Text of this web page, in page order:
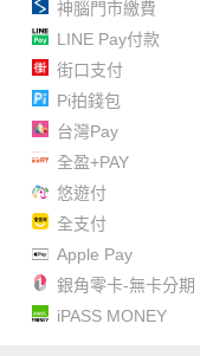
神腦門市繳費
LINE Pay付款
街口支付
Pi拍錢包
台灣Pay
全盈+PAY
悠遊付
全支付
Apple Pay
銀角零卡-無卡分期
iPASS MONEY